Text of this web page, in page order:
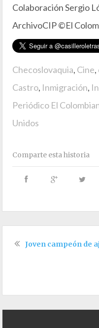
Colaboración Sergio
ArchivoCIP ©El
Checoslovaquia, Cine,
Castro, Inmigración,
Periódico El
Unidos
Comparte esta historia
Joven campeón de